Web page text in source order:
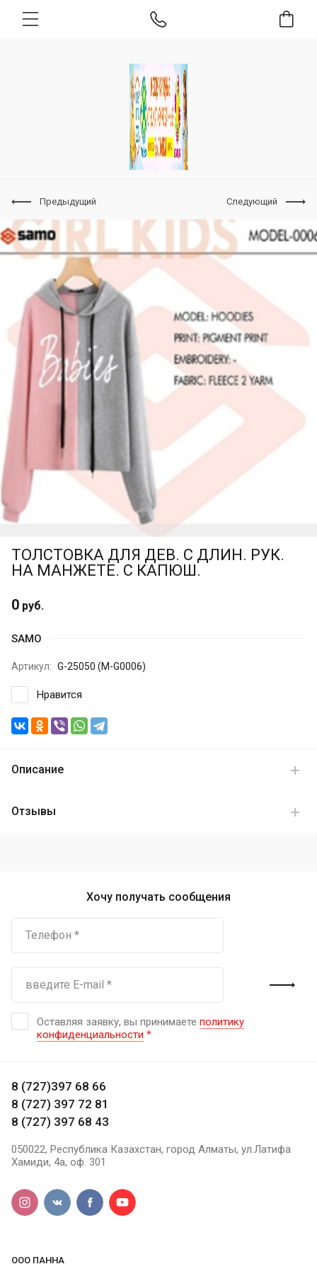
Предыдущий Следующий
ТОЛСТОВКА ДЛЯ ДЕВ. С ДЛИН. РУК.
НА МАНЖЕТЕ. С КАПЮШ.
0 руб.
SAMO
Артикул: G-25050 (M-G0006)
Нравится
Описание
Отзывы
Хочу получать сообщения
Оставляя заявку, вы принимаете политику
конфиденциальности *
8 (727)397 68 66
8 (727) 397 72 81
8 (727) 397 68 43
050022, Республика Казахстан, город Алматы, ул.Латифа
Хамиди, 4а, оф. 301
ООО ПАННА